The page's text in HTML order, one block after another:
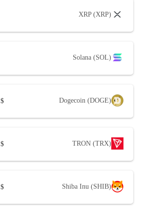
XRP (XRP)
Solana (SOL)
Dogecoin (DOGE)
$
TRON (TRX)
$
Shiba Inu (SHIB)
$